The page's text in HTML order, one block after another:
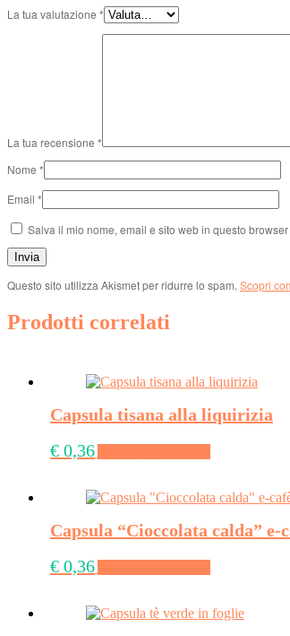
La tua valutazione *
La tua recensione *
Nome *
Email *
Salva il mio nome, email e sito web in questo
Questo sito utilizza Akismet per ridurre lo spam. Scopri
Prodotti correlati
Capsula tisana alla liquirizia
€ 0,36
Capsula “Cioccolata calda” e-
€ 0,36